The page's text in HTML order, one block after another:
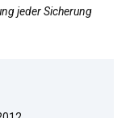
jeder Sicherung